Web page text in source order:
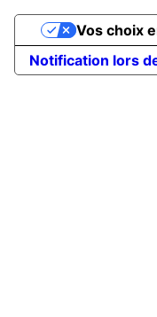
Notification lors
Vos choix